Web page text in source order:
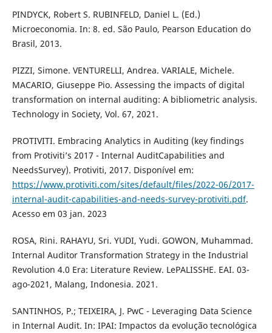
PINDYCK, Robert S. RUBINFELD, Daniel L. (Ed.)
Microeconomia. In: 8. ed. São Paulo, Pearson Education do
Brasil, 2013.
PIZZI, Simone. VENTURELLI, Andrea. VARIALE, Michele.
MACARIO, Giuseppe Pio. Assessing the impacts of digital
transformation on internal auditing: A bibliometric analysis.
Technology in Society, Vol. 67, 2021.
PROTIVITI. Embracing Analytics in Auditing (key findings
from Protiviti’s 2017 - Internal AuditCapabilities and
NeedsSurvey). Protiviti, 2017. Disponível em:
https://www.protiviti.com/sites/default/files/2022-06/2017-
internal-audit-capabilities-and-needs-survey-protiviti.pdf.
Acesso em 03 jan. 2023
ROSA, Rini. RAHAYU, Sri. YUDI, Yudi. GOWON, Muhammad.
Internal Auditor Transformation Strategy in the Industrial
Revolution 4.0 Era: Literature Review. LePALISSHE. EAI. 03-
ago-2021, Malang, Indonesia. 2021.
SANTINHOS, P.; TEIXEIRA, J. PwC - Leveraging Data Science
in Internal Audit. In: IPAI: Impactos da evolução tecnológica